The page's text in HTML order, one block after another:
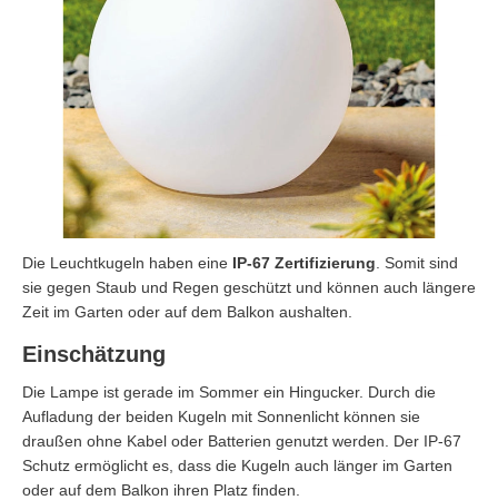
Die Leuchtkugeln haben eine IP-67 Zertifizierung . Somit sind
sie gegen Staub und Regen geschützt und können auch längere
Zeit im Garten oder auf dem Balkon aushalten.
Einschätzung
Die Lampe ist gerade im Sommer ein Hingucker. Durch die
Aufladung der beiden Kugeln mit Sonnenlicht können sie
draußen ohne Kabel oder Batterien genutzt werden. Der IP-67
Schutz ermöglicht es, dass die Kugeln auch länger im Garten
oder auf dem Balkon ihren Platz finden.